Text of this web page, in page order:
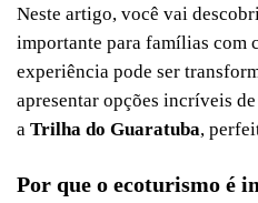
Neste artigo, você vai
importante para famílias com
experiência pode ser
apresentar opções incríveis
a Trilha do Guaratuba,
Por que o ecoturismo é